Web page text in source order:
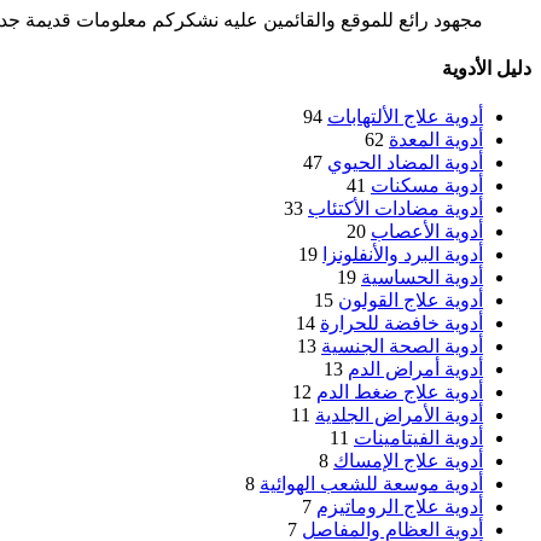
مجهود رائع للموقع والقائمين عليه نشكركم معلومات قديمة
دليل الأدوية
أدوية علاج الألتهابات 94
أدوية المعدة 62
أدوية المضاد الحيوي 47
أدوية مسكنات 41
أدوية مضادات الأكتئاب 33
أدوية الأعصاب 20
أدوية البرد والأنفلونزا
19
أدوية الحساسية 19
أدوية علاج القولون 15
أدوية خافضة للحرارة 14
أدوية الصحة الجنسية 13
أدوية أمراض الدم 13
أدوية علاج ضغط الدم 12
أدوية الأمراض الجلدية 11
أدوية الفيتامينات 11
أدوية علاج الإمساك 8
أدوية موسعة للشعب الهوائية 8
أدوية علاج الروماتيزم 7
أدوية العظام والمفاصل 7